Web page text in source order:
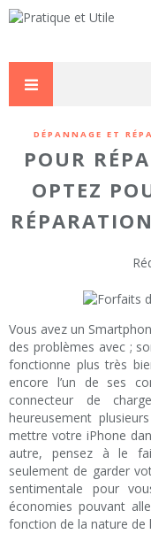
DÉPANNAGE ET
POUR
OPTEZ
Vous avez un
des problèmes avec ;
fonctionne plus très
encore l’un de ses
connecteur de
heureusement
mettre votre iPhone
autre, pensez à le
seulement de garder
sentimentale pour
économies pouvant
fonction de la nature de